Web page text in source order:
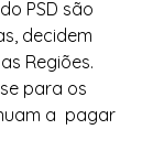
PSD são
decidem
Regiões.
para os
a  pagar